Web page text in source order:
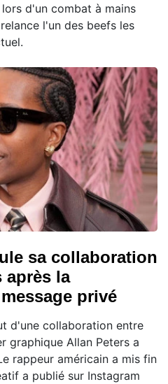
d'un combat à mains
l'un des beefs les
sa collaboration
après la
privé
d'une collaboration entre
graphique Allan Peters a
rappeur américain a mis fin
a publié sur Instagram